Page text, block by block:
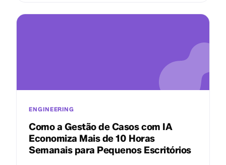
ENGINEERING
Como a Gestão de Casos com IA
Economiza Mais de 10 Horas
Semanais para Pequenos Escritórios